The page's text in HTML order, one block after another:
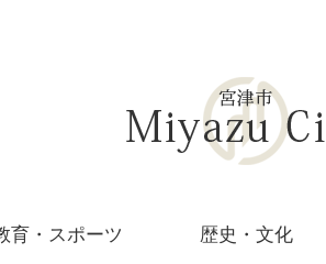
育・ スポーツ 歴史・文化